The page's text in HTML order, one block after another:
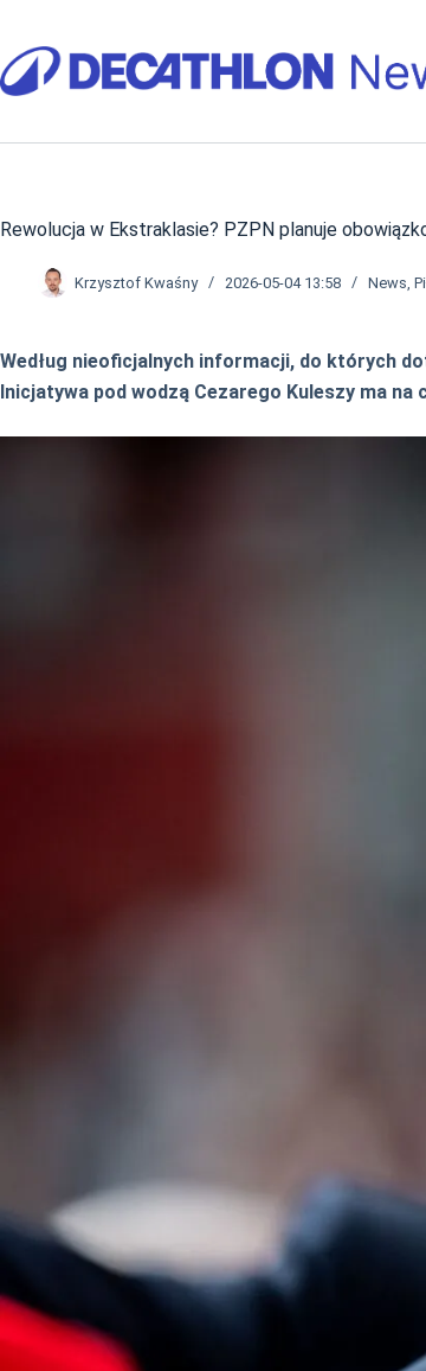
treści
Rewolucja w Ekstraklasie? PZPN planuje
Krzysztof Kwaśny 2026-05-04 13:58 News ,
Według nieoficjalnych informacji, do których
Inicjatywa pod wodzą Cezarego Kuleszy ma